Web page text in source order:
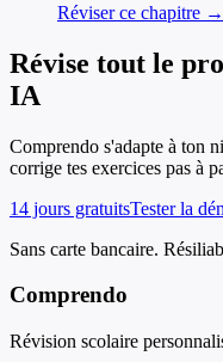
Réviser ce chapitre →
Révise tout le
IA
Comprendo s'adapte à ton
corrige tes exercices pas à
14 jours gratuitsTester la
Sans carte bancaire.
Comprendo
Révision scolaire